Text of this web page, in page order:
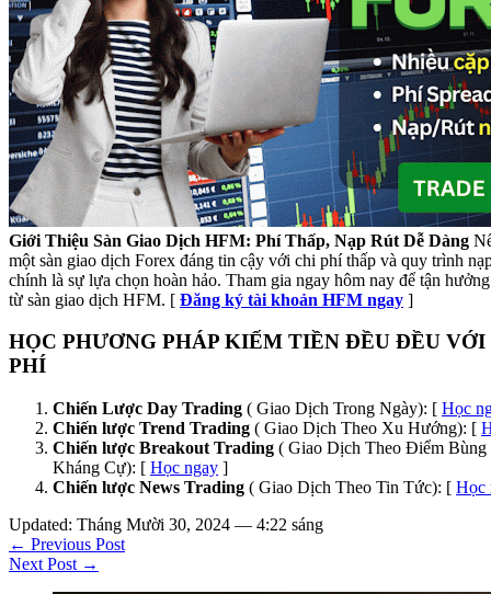
Giới Thiệu Sàn Giao Dịch HFM: Phí Thấp, Nạp Rút Dễ Dàng
một sàn giao dịch Forex đáng tin cậy với chi phí thấp và quy trình
chính là sự lựa chọn hoàn hảo. Tham gia ngay hôm nay để tận
từ sàn giao dịch HFM. [ Đăng ký tài khoản HFM ngay ]
HỌC PHƯƠNG PHÁP KIẾM TIỀN ĐỀU ĐỀU
PHÍ
Chiến Lược Day Trading ( Giao Dịch Trong Ngày): [ Học
Chiến lược Trend Trading ( Giao Dịch Theo Xu Hướng): [
Chiến lược Breakout Trading ( Giao Dịch Theo Điểm Bùng
Kháng Cự): [ Học ngay ]
Chiến lược News Trading ( Giao Dịch Theo Tin Tức): [ Học
Updated: Tháng Mười 30, 2024 — 4:22 sáng
← Previous Post
Next Post →